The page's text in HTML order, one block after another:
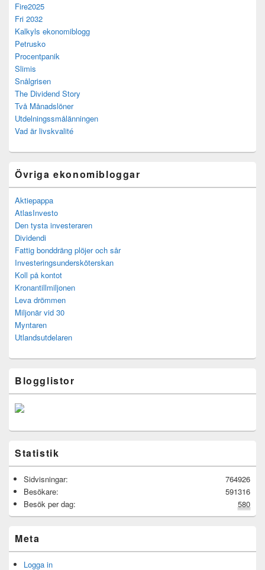
Fire2025
Fri 2032
Kalkyls ekonomiblogg
Petrusko
Procentpanik
Slimis
Snålgrisen
The Dividend Story
Två Månadslöner
Utdelningssmålänningen
Vad är livskvalité
Övriga ekonomibloggar
Aktiepappa
AtlasInvesto
Den tysta investeraren
Dividendi
Fattig bonddräng plöjer och sår
Investeringsundersköterskan
Koll på kontot
Kronantillmiljonen
Leva drömmen
Miljonär vid 30
Myntaren
Utlandsutdelaren
Blogglistor
Statistik
764926
Sidvisningar:
591316
Besökare:
580
Besök per dag:
Meta
Logga in